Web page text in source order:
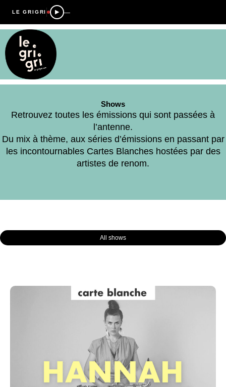
LE GRIGRI —
Shows
Retrouvez toutes les émissions qui sont passées à
l’antenne.
Du mix à thème, aux séries d’émissions en passant par
les incontournables Cartes Blanches hostées par des
artistes de renom.
All shows
Page PagePage PagePage Page